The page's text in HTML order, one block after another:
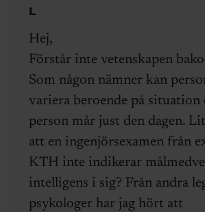
L
Hej,
Förstår inte vetenskapen
Som någon nämner kan
variera beroende på situation
person mår just den dagen.
att en ingenjörsexamen från
KTH inte indikerar
intelligens i sig? Från andra
psykologer har jag hört att